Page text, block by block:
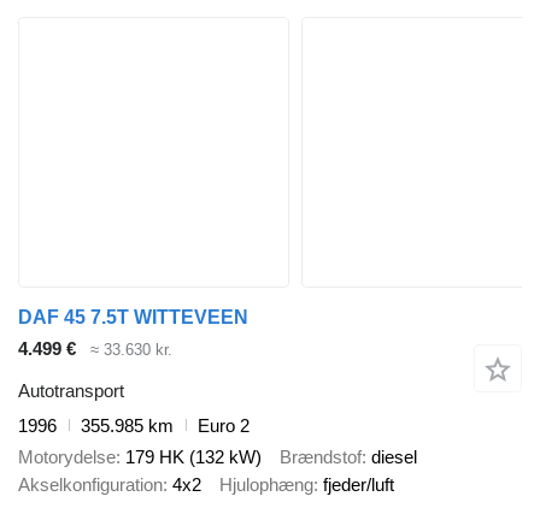
DAF 45 7.5T WITTEVEEN
4.499 €
≈ 33.630 kr.
Autotransport
1996
355.985 km
Euro 2
Motorydelse 179 HK (132 kW) Brændstof diesel
Akselkonfiguration 4x2 Hjulophæng fjeder/luft